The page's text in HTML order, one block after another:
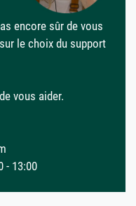
encore sûr de vous
le choix du support
vous aider.
- 13:00